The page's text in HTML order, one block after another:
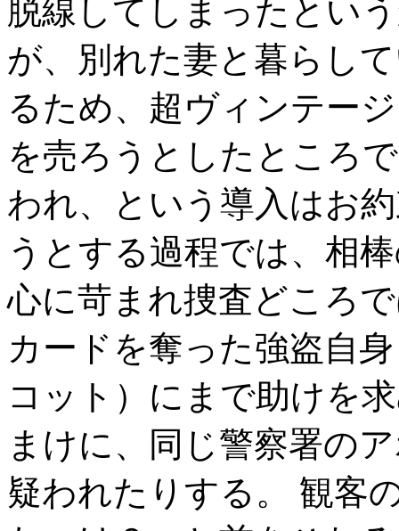
脱線してしまったとい
が、別れた妻と暮らし
るため、超ヴィンテー
を売ろうとしたところ
われ、という導入はお
うとする過程では、相
心に苛まれ捜査どころ
カードを奪った強盗自
コット）にまで助けを
まけに、同じ警察署の
疑われたりする。 観客